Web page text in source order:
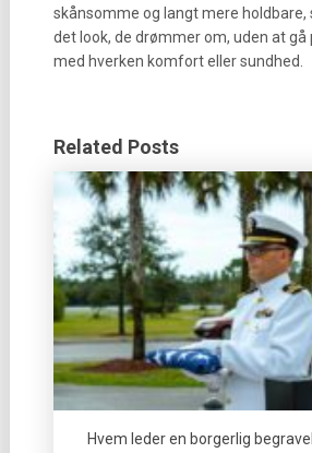
skånsomme og langt mere holdbare,
det look, de drømmer om, uden at gå
med hverken komfort eller sundhed.
Related Posts
Hvem leder en borgerlig